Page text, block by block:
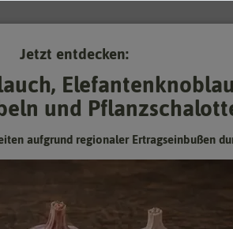
Jetzt entdecken:
und
aufgrund regionaler Ertragseinbußen